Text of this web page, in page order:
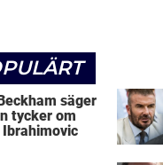
säger
tycker om